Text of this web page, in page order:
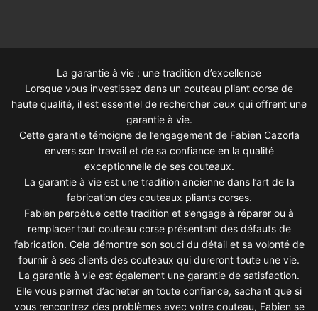
La garantie à vie : une tradition d’excellence
Lorsque vous investissez dans un couteau pliant corse de
haute qualité, il est essentiel de rechercher ceux qui offrent une
garantie à vie.
Cette garantie témoigne de l’engagement de Fabien Cazorla
envers son travail et de sa confiance en la qualité
exceptionnelle de ses couteaux.
La garantie à vie est une tradition ancienne dans l’art de la
fabrication des couteaux pliants corses.
Fabien perpétue cette tradition et s’engage à réparer ou à
remplacer tout couteau corse présentant des défauts de
fabrication. Cela démontre son souci du détail et sa volonté de
fournir à ses clients des couteaux qui dureront toute une vie.
La garantie à vie est également une garantie de satisfaction.
Elle vous permet d’acheter en toute confiance, sachant que si
vous rencontrez des problèmes avec votre couteau, Fabien se